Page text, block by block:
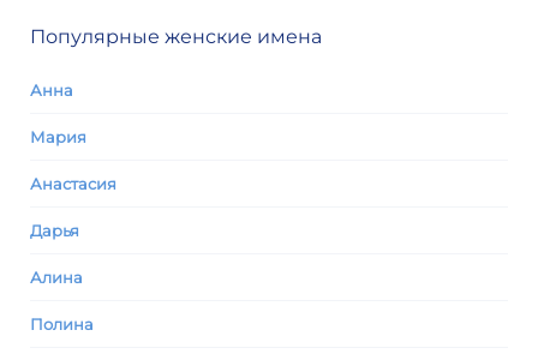
Популярные женские имена
Анна
Мария
Анастасия
Дарья
Алина
Полина